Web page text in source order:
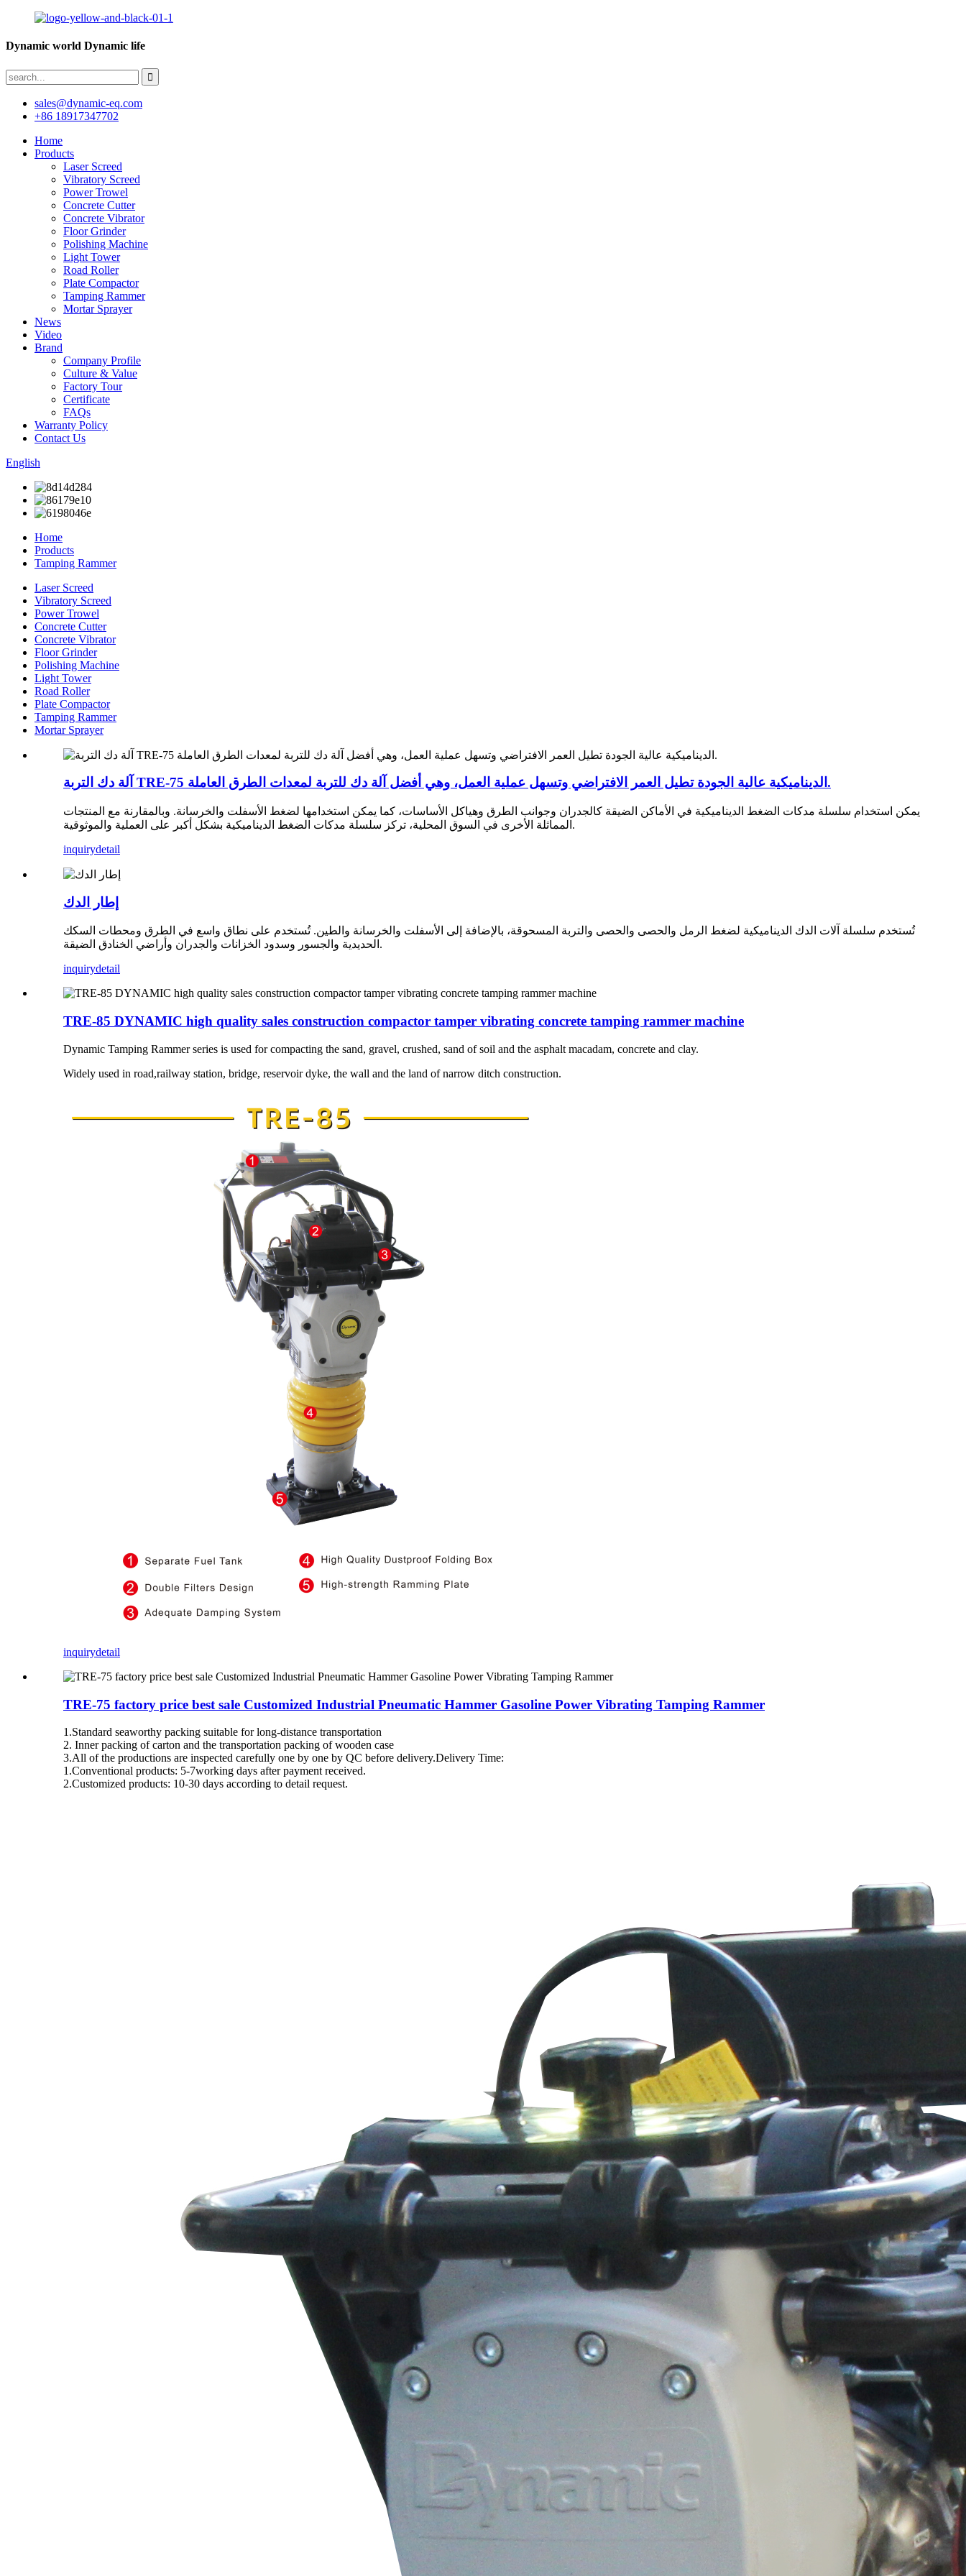
Dynamic world Dynamic life
sales@dynamic-eq.com
+86 18917347702
Home
Products
Laser Screed
Vibratory Screed
Power Trowel
Concrete Cutter
Concrete Vibrator
Floor Grinder
Polishing Machine
Light Tower
Road Roller
Plate Compactor
Tamping Rammer
Mortar Sprayer
News
Video
Brand
Company Profile
Culture & Value
Factory Tour
Certificate
FAQs
Warranty Policy
Contact Us
English
Home
Products
Tamping Rammer
Laser Screed
Vibratory Screed
Power Trowel
Concrete Cutter
Concrete Vibrator
Floor Grinder
Polishing Machine
Light Tower
Road Roller
Plate Compactor
Tamping Rammer
Mortar Sprayer
آلة دك التربة TRE-75 الديناميكية عالية الجودة تطيل العمر الافتراضي وتسهل عملية العمل، وهي أفضل آلة دك للتربة لمعدات الطرق العاملة.
يمكن استخدام سلسلة مدكات الضغط الديناميكية في الأماكن الضيقة كالجدران وجوانب الطرق وهياكل الأساسات، كما يمكن استخدامها لضغط الأسفلت والخرسانة. وبالمقارنة مع المنتجات
المماثلة الأخرى في السوق المحلية، تركز سلسلة مدكات الضغط الديناميكية بشكل أكبر على العملية والموثوقية.
inquirydetail
إطار الدك
تُستخدم سلسلة آلات الدك الديناميكية لضغط الرمل والحصى والحصى والتربة المسحوقة، بالإضافة إلى الأسفلت والخرسانة والطين. تُستخدم على نطاق واسع في الطرق ومحطات السكك
الحديدية والجسور وسدود الخزانات والجدران وأراضي الخنادق الضيقة.
inquirydetail
TRE-85 DYNAMIC high quality sales construction compactor tamper vibrating concrete tamping rammer machine
Dynamic Tamping Rammer series is used for compacting the sand, gravel, crushed, sand of soil and the asphalt macadam, concrete and clay.
Widely used in road,railway station, bridge, reservoir dyke, the wall and the land of narrow ditch construction.
inquirydetail
TRE-75 factory price best sale Customized Industrial Pneumatic Hammer Gasoline Power Vibrating Tamping Rammer
1.Standard seaworthy packing suitable for long-distance transportation
2. Inner packing of carton and the transportation packing of wooden case
3.All of the productions are inspected carefully one by one by QC before delivery.Delivery Time:
1.Conventional products: 5-7working days after payment received.
2.Customized products: 10-30 days according to detail request.